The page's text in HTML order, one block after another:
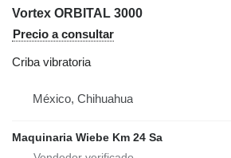
Vortex ORBITAL 3000
Precio a consultar
Criba vibratoria
México, Chihuahua
Maquinaria Wiebe Km 24 Sa